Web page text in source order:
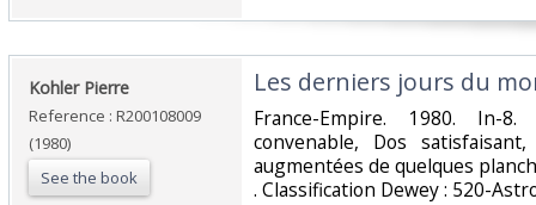
‎Kohler Pierre‎
Reference : R200108009
(1980)
See the book
‎Les derniers jours du
‎France-Empire. 1980. In-
convenable, Dos
augmentées de quelques
. Classification Dewey : 520-